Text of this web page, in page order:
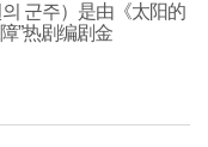
의 군주）是由《太阳的
”热剧编剧金